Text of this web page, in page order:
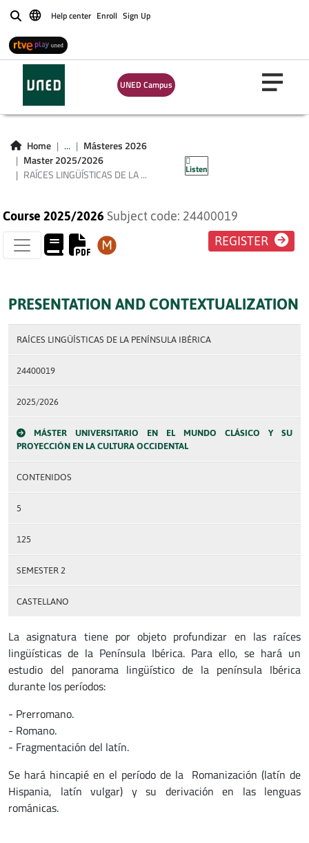
BuscarHelp center Enroll Sign Up
UNED Campus
Home ...
Másteres 2026
Master 2025/2026
RAÍCES LINGÜÍSTICAS DE LA ...
Listen
RAÍCES
LINGÜÍSTICAS DE LA
PENÍNSULA IBÉRICA
Course 2025/2026 Subject code: 24400019
REGISTER
PRESENTATION AND CONTEXTUALIZATION
RAÍCES LINGÜÍSTICAS DE LA PENÍNSULA IBÉRICA
24400019
2025/2026
MÁSTER UNIVERSITARIO EN EL MUNDO CLÁSICO Y SU
PROYECCIÓN EN LA CULTURA OCCIDENTAL
CONTENIDOS
5
125
SEMESTER 2
CASTELLANO
La asignatura tiene por objeto profundizar en las raíces
lingüísticas de la Península Ibérica. Para ello, se hará un
estudio del panorama lingüístico de la península Ibérica
durante los períodos:
- Prerromano.
- Romano.
- Fragmentación del latín.
Se hará hincapié en el período de la Romanización (latín de
Hispania, latín vulgar) y su derivación en las lenguas
románicas.